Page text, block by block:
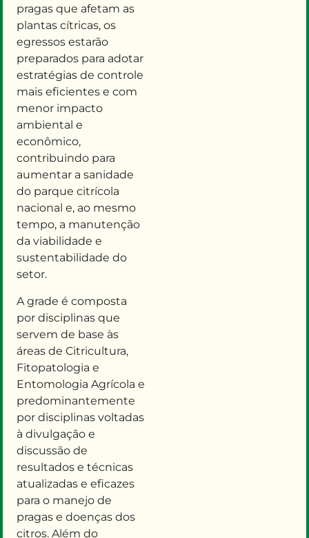
pragas que afetam as
plantas cítricas, os
egressos estarão
preparados para adotar
estratégias de controle
mais eficientes e com
menor impacto
ambiental e
econômico,
contribuindo para
aumentar a sanidade
do parque citrícola
nacional e, ao mesmo
tempo, a manutenção
da viabilidade e
sustentabilidade do
setor.
A grade é composta
por disciplinas que
servem de base às
áreas de Citricultura,
Fitopatologia e
Entomologia Agrícola e
predominantemente
por disciplinas voltadas
à divulgação e
discussão de
resultados e técnicas
atualizadas e eficazes
para o manejo de
pragas e doenças dos
citros. Além do